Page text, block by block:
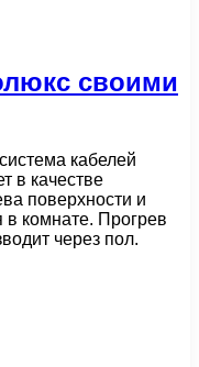
своими
кабелей
в качестве
поверхности и
комнате. Прогрев
через пол.